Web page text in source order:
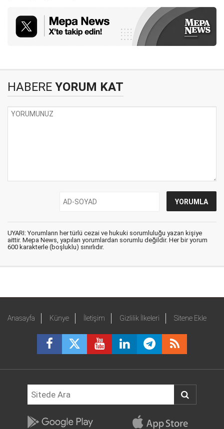
HABERE YORUM KAT
UYARI: Yorumların her türlü cezai ve hukuki sorumluluğu yazan kişiye
aittir. Mepa News, yapılan yorumlardan sorumlu değildir. Her bir yorum
600 karakterle (boşluklu) sınırlıdır.
Anasayfa Künye İletişim Gizlilik İlkeleri Sitene Ekle